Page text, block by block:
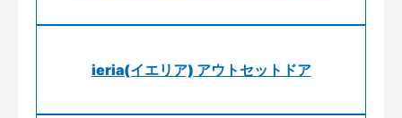
ieria(イエリア) アウトセットドア